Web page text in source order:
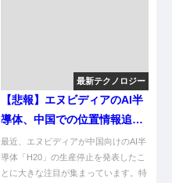
最新テクノロジー
【悲報】エヌビディアのAI半
導体、中国での位置情報追跡
機能に批判集中！
最近、エヌビディアが中国向けのAI半
導体「H20」の生産停止を発表したこ
とに大きな注目が集まっています。特